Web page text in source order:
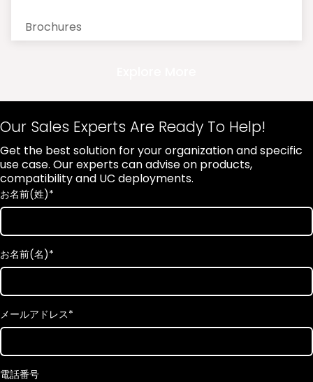
Brochures
Our Sales Experts Are Ready To Help!
Get the best solution for your organization and specific
use case. Our experts can advise on products,
compatibility and UC deployments.
お名前(姓)*
お名前(名)*
メールアドレス*
電話番号